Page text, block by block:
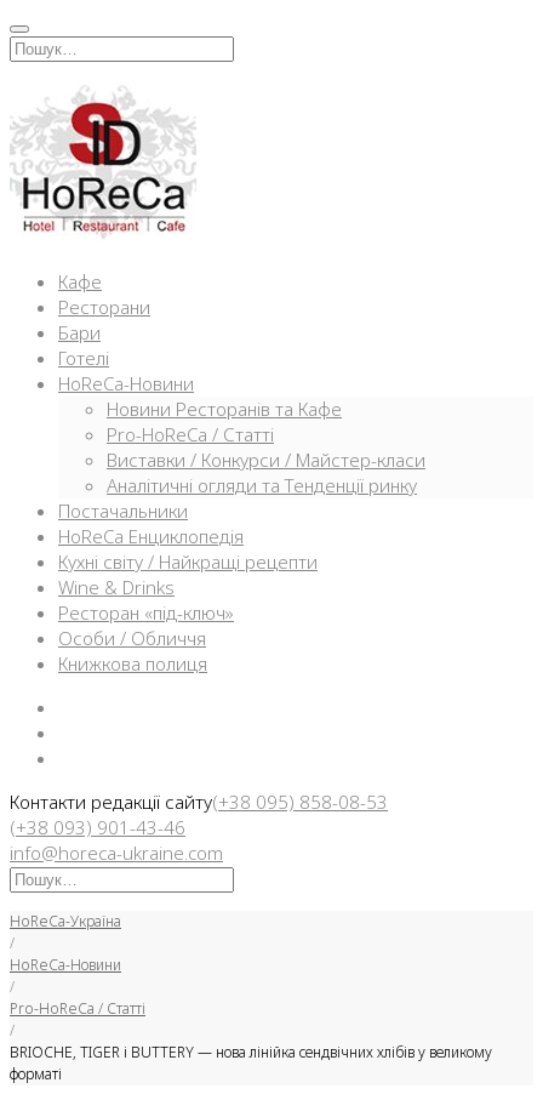
Перейти
кИскать:
Кафе
Ресторани
Бари
Готелі
HoReCa-Новини
Новини Ресторанів та Кафе
Pro-HoReCa / Статті
Виставки / Конкурси / Майстер-класи
Аналітичні огляди та Тенденції ринку
Постачальники
HoReCa Енциклопедія
Кухні світу / Найкращі рецепти
Wine & Drinks
Ресторан «під-ключ»
Особи / Обличчя
Книжкова полиця
Контакти редакції сайту(+38 095) 858-08-53
(+38 093) 901-43-46
info@horeca-ukraine.com
Искать:
HoReCa-Україна
/
HoReCa-Новини
/
Pro-HoReCa / Статті
/
BRIOCHE, TIGER і BUTTERY — нова лінійка сендвічних хлібів у великому
форматі